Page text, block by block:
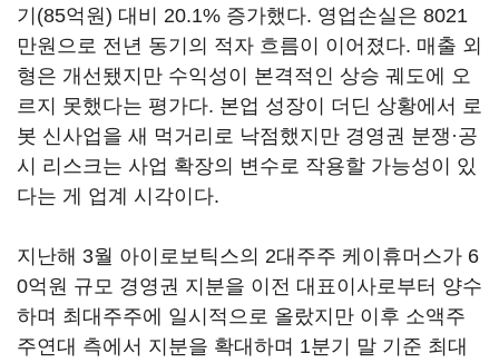
기(85억원) 대비 20.1% 증가했다. 영업손실은 8021
만원으로 전년 동기의 적자 흐름이 이어졌다. 매출 외
형은 개선됐지만 수익성이 본격적인 상승 궤도에 오
르지 못했다는 평가다. 본업 성장이 더딘 상황에서 로
봇 신사업을 새 먹거리로 낙점했지만 경영권 분쟁·공
시 리스크는 사업 확장의 변수로 작용할 가능성이 있
다는 게 업계 시각이다.
지난해 3월 아이로보틱스의 2대주주 케이휴머스가 6
0억원 규모 경영권 지분을 이전 대표이사로부터 양수
하며 최대주주에 일시적으로 올랐지만 이후 소액주
주연대 측에서 지분을 확대하며 1분기 말 기준 최대